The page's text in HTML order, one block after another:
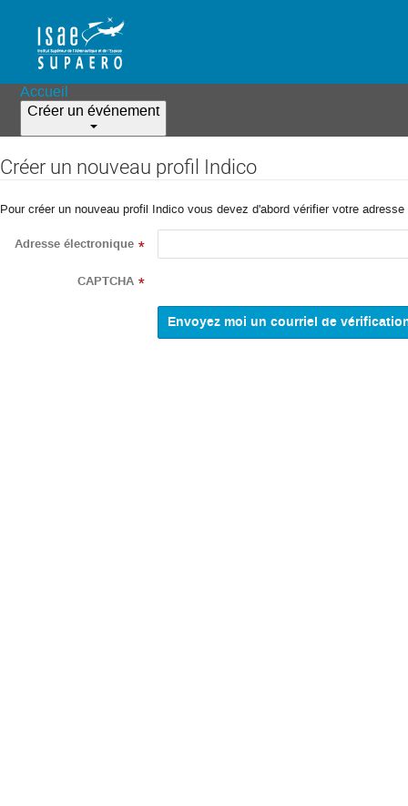
Accueil
Créer un événement
Créer un nouveau profil Indico
Pour créer un nouveau profil Indico vous devez d'abord vérifier votre
Adresse électronique *
CAPTCHA *